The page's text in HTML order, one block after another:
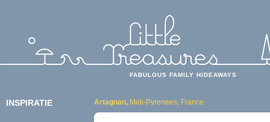
FABULOUS FAMILY HIDEAWAYS
INSPIRATIE Artagnan, Midi-Pyrenees, France